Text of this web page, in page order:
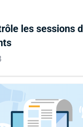
les sessions